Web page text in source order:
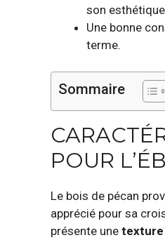
son
Une bonne
terme.
Sommaire
POUR
Le bois de pécan
apprécié pour sa
présente une texture